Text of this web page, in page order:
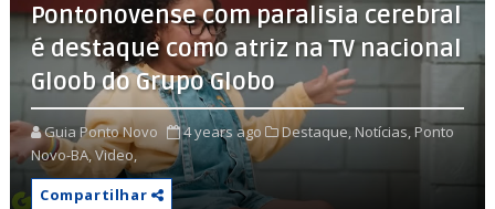
Pontonovense com paralisia cerebral
é destaque como atriz na TV nacional
Gloob do Grupo Globo
Guia Ponto Novo 4 years ago Destaque, Notícias, Ponto
Novo-BA,Video,
Compartilhar